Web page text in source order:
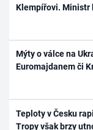
Klempířovi.
Mýty o válce na
Euromajdanem či
Teploty v Česku
Tropy však brzy